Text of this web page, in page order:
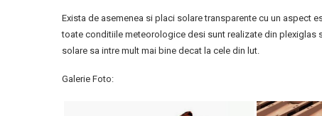
Exista de asemenea si placi solare transparente cu un aspect
toate conditiile meteorologice desi sunt realizate din plexiglas
solare sa intre mult mai bine decat la cele din lut.
Galerie Foto: